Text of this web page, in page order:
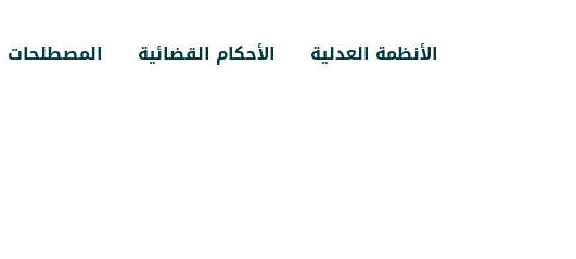
الأنظمة العدلية الأحكام القضائية المصطلحات